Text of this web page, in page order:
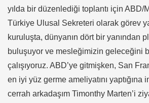
yılda bir düzenlediği toplantı için ABD/
Türkiye Ulusal Sekreteri olarak görev
kuruluşta, dünyanın dört bir yanından
buluşuyor ve mesleğimizin geleceğini
çalışıyoruz. ABD’ye gitmişken, San
en iyi yüz germe ameliyatını yaptığına
cerrah arkadaşım Timonthy Marten’i